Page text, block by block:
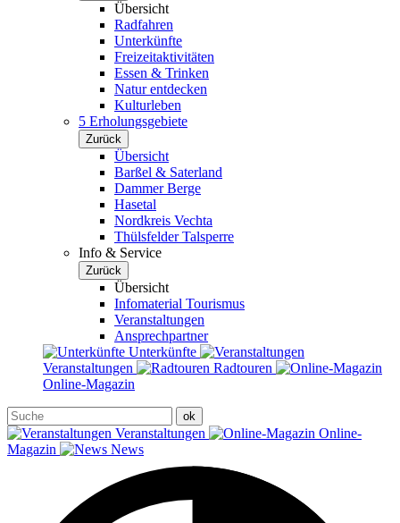
Übersicht
Radfahren
Unterkünfte
Freizeitaktivitäten
Essen & Trinken
Natur entdecken
Kulturleben
5 Erholungsgebiete
Zurück
Übersicht
Barßel & Saterland
Dammer Berge
Hasetal
Nordkreis Vechta
Thülsfelder Talsperre
Info & Service
Zurück
Übersicht
Infomaterial Tourismus
Veranstaltungen
Ansprechpartner
Unterkünfte
Veranstaltungen
Radtouren
Online-Magazin
Veranstaltungen
Online-
Magazin
News